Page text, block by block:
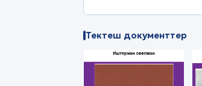
Тектеш документтер